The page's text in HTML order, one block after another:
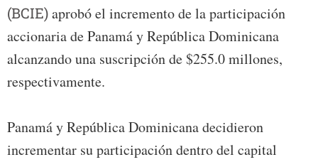
(BCIE)aprobó el incremento de la participación
accionaria de Panamá y República Dominicana
alcanzando una suscripción de $255.0 millones,
respectivamente.
Panamá y República Dominicana decidieron
incrementar su participación dentro del capital